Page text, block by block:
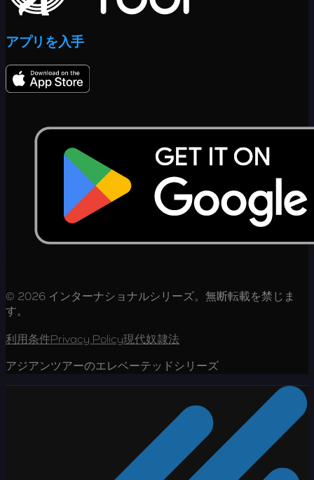
アプリを入手
© 2026 インターナショナルシリーズ。無断転載を禁じま
す。
利用条件Privacy Policy現代奴隷法
アジアンツアーのエレベーテッドシリーズ